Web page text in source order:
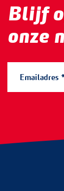
Blijf
onze